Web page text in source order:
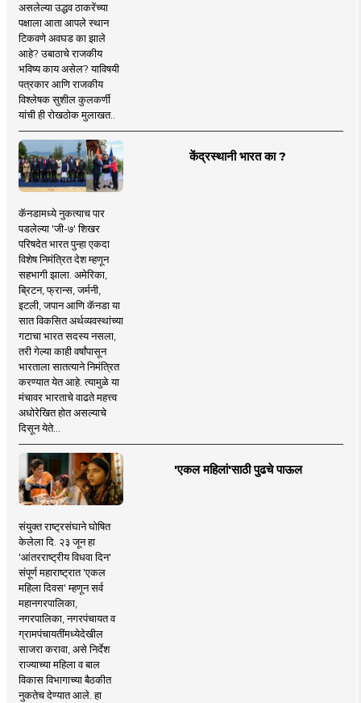
असलेल्या उद्धव ठाकरेंच्या
पक्षाला आता आपले स्थान
टिकवणे अवघड का झाले
आहे? उबाठाचे राजकीय
भविष्य काय असेल? याविषयी
पत्रकार आणि राजकीय
विश्लेषक सुशील कुलकर्णी
यांची ही रोखठोक मुलाखत..
केंद्रस्थानी भारत का ?
कॅनडामध्ये नुकत्याच पार
पडलेल्या 'जी-७' शिखर
परिषदेत भारत पुन्हा एकदा
विशेष निमंत्रित देश म्हणून
सहभागी झाला. अमेरिका,
ब्रिटन, फ्रान्स, जर्मनी,
इटली, जपान आणि कॅनडा या
सात विकसित अर्थव्यवस्थांच्या
गटाचा भारत सदस्य नसला,
तरी गेल्या काही वर्षांपासून
भारताला सातत्याने निमंत्रित
करण्यात येत आहे. त्यामुळे या
मंचावर भारताचे वाढते महत्त्व
अधोरेखित होत असल्याचे
दिसून येते...
'एकल महिलां'साठी पुढचे पाऊल
संयुक्त राष्ट्रसंघाने घोषित
केलेला दि. २३ जून हा
'आंतरराष्ट्रीय विधवा दिन'
संपूर्ण महाराष्ट्रात 'एकल
महिला दिवस' म्हणून सर्व
महानगरपालिका,
नगरपालिका, नगरपंचायत व
ग्रामपंचायतींमध्येदेखील
साजरा करावा, असे निर्देश
राज्याच्या महिला व बाल
विकास विभागाच्या बैठकीत
नुकतेच देण्यात आले. हा